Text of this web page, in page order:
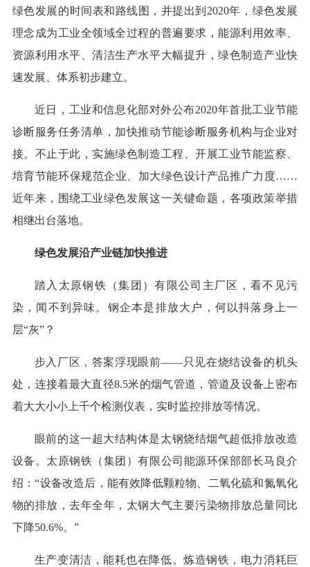
绿色发展的时间表和路线图，并提出到2020年，绿色发展
理念成为工业全领域全过程的普遍要求，能源利用效率、
资源利用水平、清洁生产水平大幅提升，绿色制造产业快
速发展、体系初步建立。
近日，工业和信息化部对外公布2020年首批工业节能
诊断服务任务清单，加快推动节能诊断服务机构与企业对
接。不止于此，实施绿色制造工程、开展工业节能监察、
培育节能环保规范企业、加大绿色设计产品推广力度……
近年来，围绕工业绿色发展这一关键命题，各项政策举措
相继出台落地。
绿色发展沿产业链加快推进
踏入太原钢铁（集团）有限公司主厂区，看不见污
染，闻不到异味。钢企本是排放大户，何以抖落身上一
层“灰”？
步入厂区，答案浮现眼前——只见在烧结设备的机头
处，连接着最大直径8.5米的烟气管道，管道及设备上密布
着大大小小上千个检测仪表，实时监控排放等情况。
眼前的这一超大结构体是太钢烧结烟气超低排放改造
设备。太原钢铁（集团）有限公司能源环保部部长马良介
绍：“设备改造后，能有效降低颗粒物、二氧化硫和氮氧化
物的排放，去年全年，太钢大气主要污染物排放总量同比
下降50.6%。”
生产变清洁，能耗也在降低。炼造钢铁，电力消耗巨